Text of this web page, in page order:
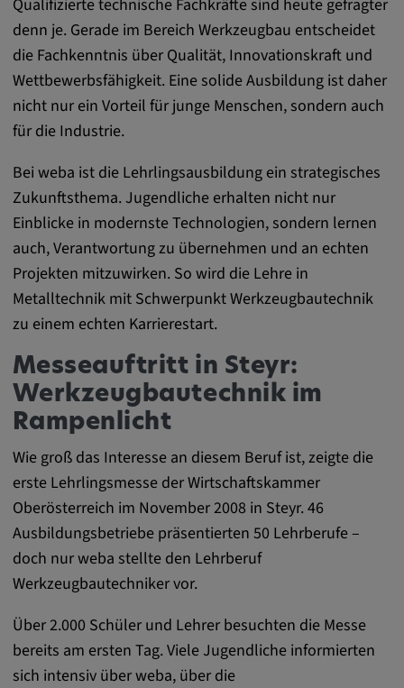
Qualifizierte technische Fachkräfte sind heute gefragter
denn je. Gerade im Bereich Werkzeugbau entscheidet
die Fachkenntnis über Qualität, Innovationskraft und
Wettbewerbsfähigkeit. Eine solide Ausbildung ist daher
nicht nur ein Vorteil für junge Menschen, sondern auch
für die Industrie.
Bei weba ist die Lehrlingsausbildung ein strategisches
Zukunftsthema. Jugendliche erhalten nicht nur
Einblicke in modernste Technologien, sondern lernen
auch, Verantwortung zu übernehmen und an echten
Projekten mitzuwirken. So wird die Lehre in
Metalltechnik mit Schwerpunkt Werkzeugbautechnik
zu einem echten Karrierestart.
Messeauftritt in Steyr:
Werkzeugbautechnik im
Rampenlicht
Wie groß das Interesse an diesem Beruf ist, zeigte die
erste Lehrlingsmesse der Wirtschaftskammer
Oberösterreich im November 2008 in Steyr. 46
Ausbildungsbetriebe präsentierten 50 Lehrberufe –
doch nur weba stellte den Lehrberuf
Werkzeugbautechniker vor.
Über 2.000 Schüler und Lehrer besuchten die Messe
bereits am ersten Tag. Viele Jugendliche informierten
sich intensiv über weba, über die
Name:
cookie_consent
Zweck:
Dieses Cookie speichert die
benutzerspezifischen Cookie-Einstellungen
Cookie Laufzeit:
1 Jahr
Externe Medien
Notwendig, um Inhalte von externen Medien-
Plattformen anzuzeigen.
Google Maps
Name:
DV, SOCS, NID, AEC, CONSENT, OGPC
Anbieter:
google.com
Zweck:
Mit diesen Cookie werden die Präferenzen
und sonstige Informationen des Nutzers
Cookie Laufzeit:
Youtube